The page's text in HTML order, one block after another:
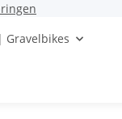
Gravelbikes